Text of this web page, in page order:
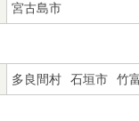
宮古島市
多良間村 石垣市 竹